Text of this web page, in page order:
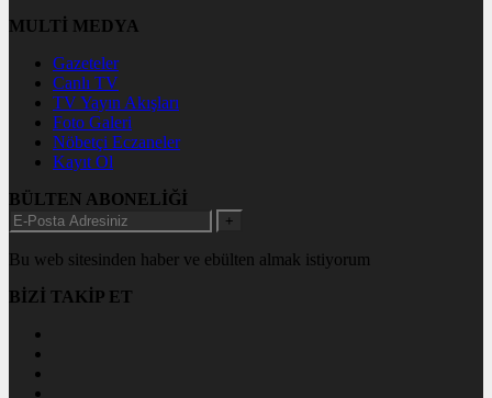
MULTİ MEDYA
Gazeteler
Canlı TV
TV Yayın Akışları
Foto Galeri
Nöbetçi Eczaneler
Kayıt Ol
BÜLTEN ABONELİĞİ
+
Bu web sitesinden haber ve ebülten almak istiyorum
BİZİ TAKİP ET